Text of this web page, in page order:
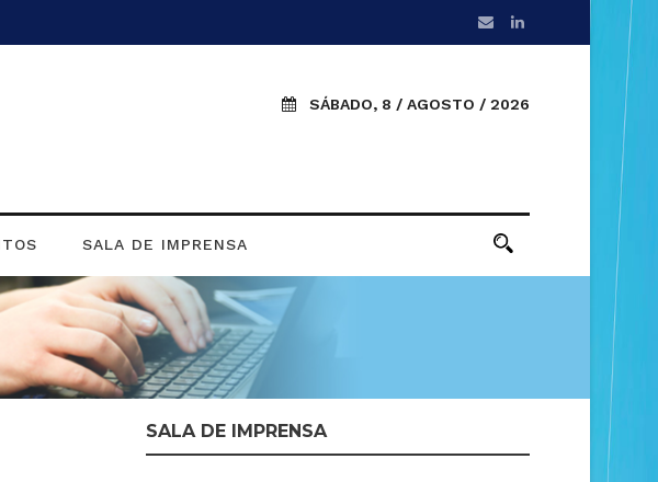
SÁBADO, 8 / AGOSTO / 2026
SALA DE IMPRENSA
SALA DE IMPRENSA